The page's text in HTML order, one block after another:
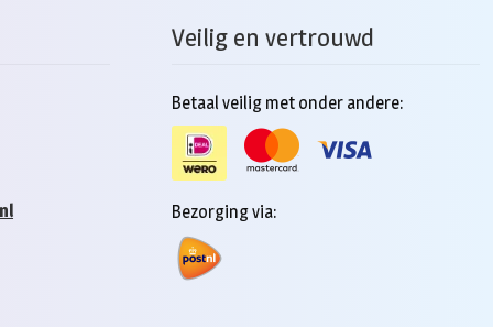
Veilig en vertrouwd
Betaal veilig met onder andere:
Bezorging via: